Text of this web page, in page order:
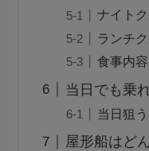
ナイト
ランチ
食事内容
当日でも乗
当日狙
屋形船はど